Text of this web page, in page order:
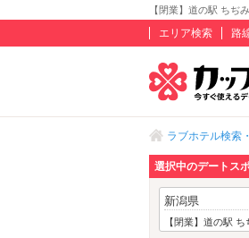
【閉業】道の駅 ちぢ
エリア検索 路
ラブホテル検索
選択中のデートス
新潟県
【閉業】道の駅